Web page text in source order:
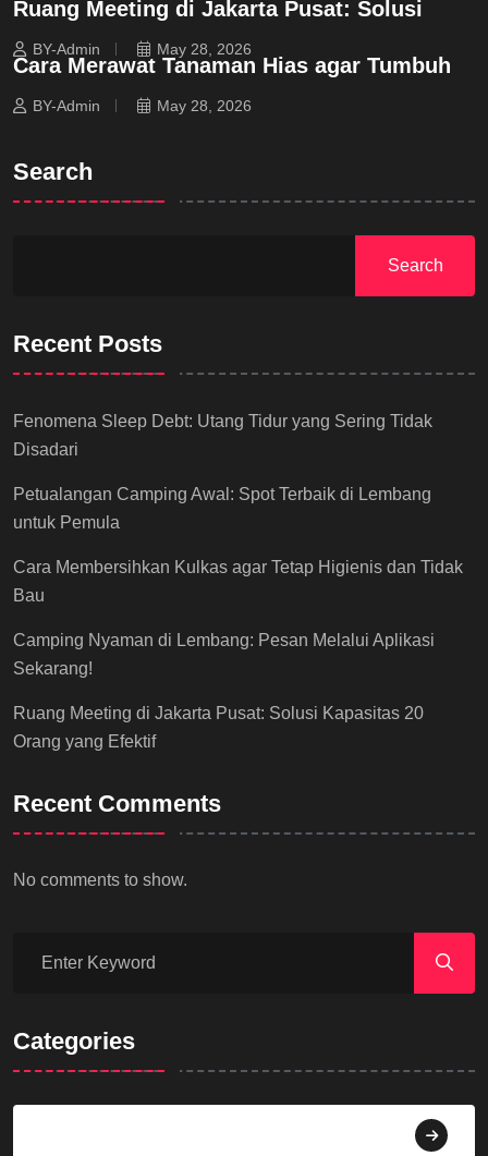
Ruang Meeting di Jakarta Pusat: Solusi
BY-Admin May 28, 2026
Cara Merawat Tanaman Hias agar Tumbuh
BY-Admin May 28, 2026
Search
Search
Recent Posts
Fenomena Sleep Debt: Utang Tidur yang Sering Tidak
Disadari
Petualangan Camping Awal: Spot Terbaik di Lembang
untuk Pemula
Cara Membersihkan Kulkas agar Tetap Higienis dan Tidak
Bau
Camping Nyaman di Lembang: Pesan Melalui Aplikasi
Sekarang!
Ruang Meeting di Jakarta Pusat: Solusi Kapasitas 20
Orang yang Efektif
Recent Comments
No comments to show.
Categories